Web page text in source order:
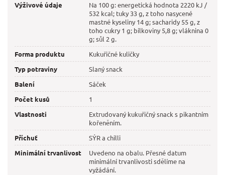
Výživové údaje
Na 100 g: energetická hodnota 2220 kJ /
532 kcal; tuky 33 g, z toho nasycené
mastné kyseliny 14 g; sacharidy 55 g, z
toho cukry 1 g; bílkoviny 5,8 g; vláknina 0
g; sůl 2 g.
Forma produktu
Kukuřičné kuličky
Typ potraviny
Slaný snack
Balení
Sáček
Počet kusů
1
Vlastnosti
Extrudovaný kukuřičný snack s pikantním
kořeněním.
Příchuť
SÝR a chilli
Minimální trvanlivost
Uvedeno na obalu. Přesné datum
minimální trvanlivosti sdělíme na
vyžádání.